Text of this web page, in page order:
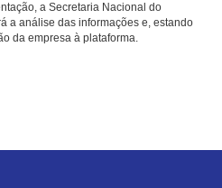
a Secretaria Nacional do
a análise das informações e, estando
da empresa à plataforma.